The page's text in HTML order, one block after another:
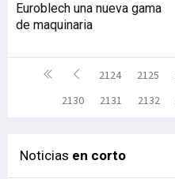
Euroblech una nueva gama
de maquinaria
2124 2125
2130
2131 2132
Noticias en corto